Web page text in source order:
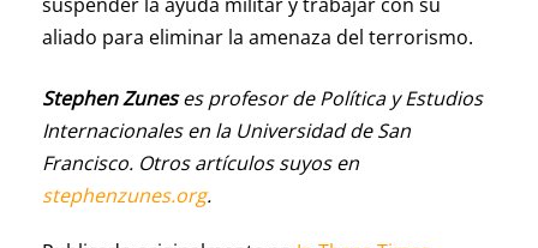
aliado para eliminar la amenaza del terrorismo.
Stephen Zuneses profesor de Política y Estudios
Internacionales en la Universidad de San
Francisco. Otros artículos suyos en
stephenzunes.org.